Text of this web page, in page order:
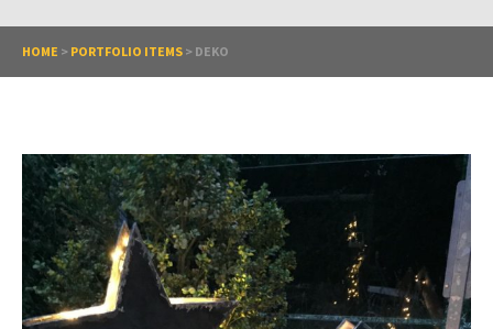
HOME > PORTFOLIO ITEMS > DEKO